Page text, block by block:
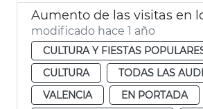
modificado hace 1 año
CULTURA Y FIESTAS
CULTURA
TODAS LAS
VALENCIA
EN PORTADA